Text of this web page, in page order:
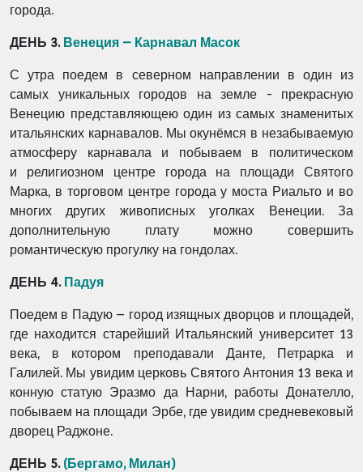
города.
ДЕНЬ 3. Венеция – Карнавал Масок
С утра поедем в северном направлении в один из
самых уникальных городов на земле - прекрасную
Венецию представляющею один из самых знаменитых
итальянских карнавалов. Мы окунёмся в незабываемую
атмосферу карнавала и побываем в политическом
и религиозном центре города на площади Святого
Марка, в торговом центре города у моста Риальто и во
многих других живописных уголках Венеции. За
дополнительную плату можно совершить
романтическую прогулку на гондолах.
ДЕНЬ 4. Падуя
Поедем в Падую – город изящных дворцов и площадей,
где находится старейший Итальянский университет 13
века, в котором преподавали Данте, Петрарка и
Галилей. Мы увидим церковь Святого Антония 13 века и
конную статую Эразмо да Нарни, работы Донателло,
побываем на площади Эрбе, где увидим средневековый
дворец Раджоне.
ДЕНЬ 5. (Бергамо, Милан)